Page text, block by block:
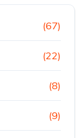
(67)
(22)
(8)
(9)